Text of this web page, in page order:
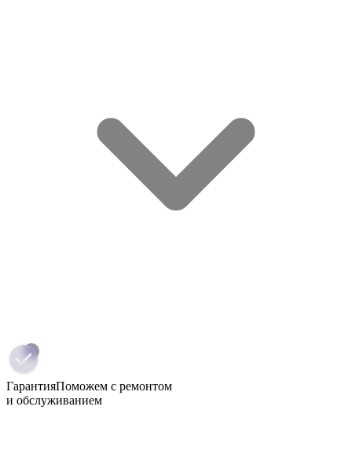
ГарантияПоможем с ремонтом
и обслуживанием